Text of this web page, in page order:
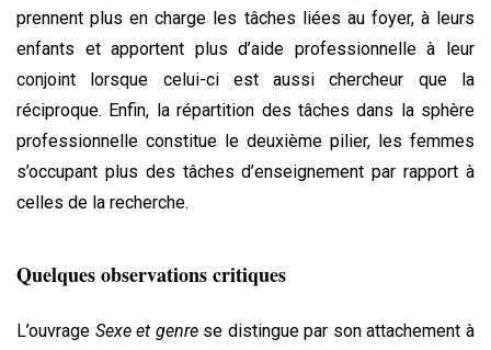
prennent plus en charge les tâches liées au foyer, à leurs
enfants et apportent plus d’aide professionnelle à leur
conjoint lorsque celui-ci est aussi chercheur que la
réciproque. Enfin, la répartition des tâches dans la sphère
professionnelle constitue le deuxième pilier, les femmes
s’occupant plus des tâches d’enseignement par rapport à
celles de la recherche.
Quelques observations critiques
L’ouvrage Sexe et genrese distingue par son attachement à